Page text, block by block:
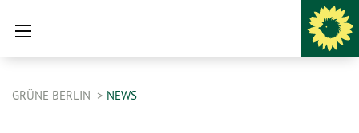
GRÜNE BERLIN NEWS